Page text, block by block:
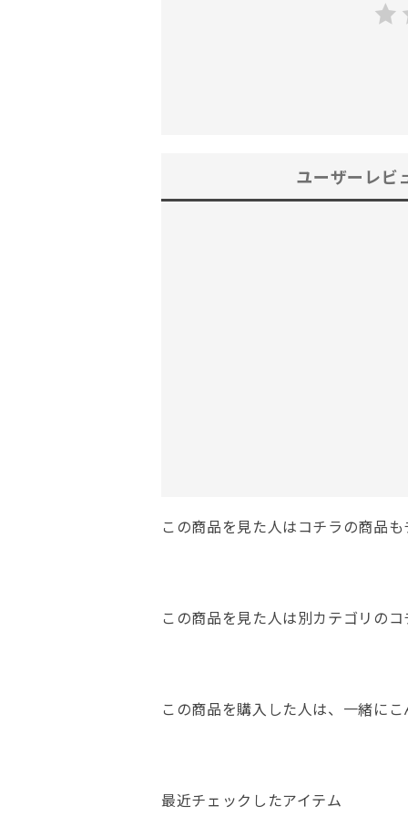
ユーザーレビ
この商品を見た人はコチラの商品
この商品を見た人は別カテゴリの
この商品を購入した人は、一緒に
最近チェックしたアイテム